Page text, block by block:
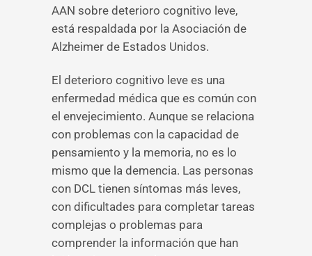
AAN sobre deterioro cognitivo leve,
está respaldada por la Asociación de
Alzheimer de Estados Unidos.
El deterioro cognitivo leve es una
enfermedad médica que es común con
el envejecimiento. Aunque se relaciona
con problemas con la capacidad de
pensamiento y la memoria, no es lo
mismo que la demencia. Las personas
con DCL tienen síntomas más leves,
con dificultades para completar tareas
complejas o problemas para
comprender la información que han